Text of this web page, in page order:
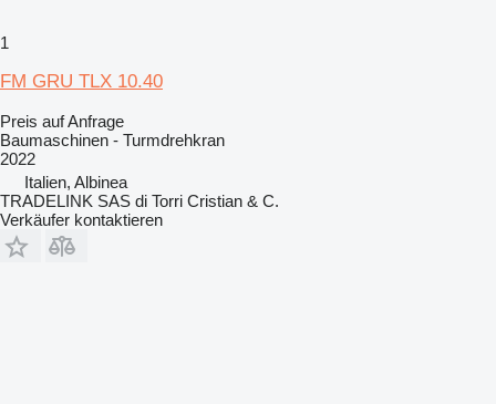
1
FM GRU TLX 10.40
Preis auf Anfrage
Baumaschinen - Turmdrehkran
2022
Italien, Albinea
TRADELINK SAS di Torri Cristian & C.
Verkäufer kontaktieren